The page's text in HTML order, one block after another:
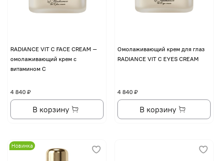
RADIANCE VIT C FACE CREAM —
омолаживающий крем с
витамином С
4 840 ₽
В корзину
Омолаживающий крем для глаз
RADIANCE VIT C EYES CREAM
4 840 ₽
В корзину
Новинка